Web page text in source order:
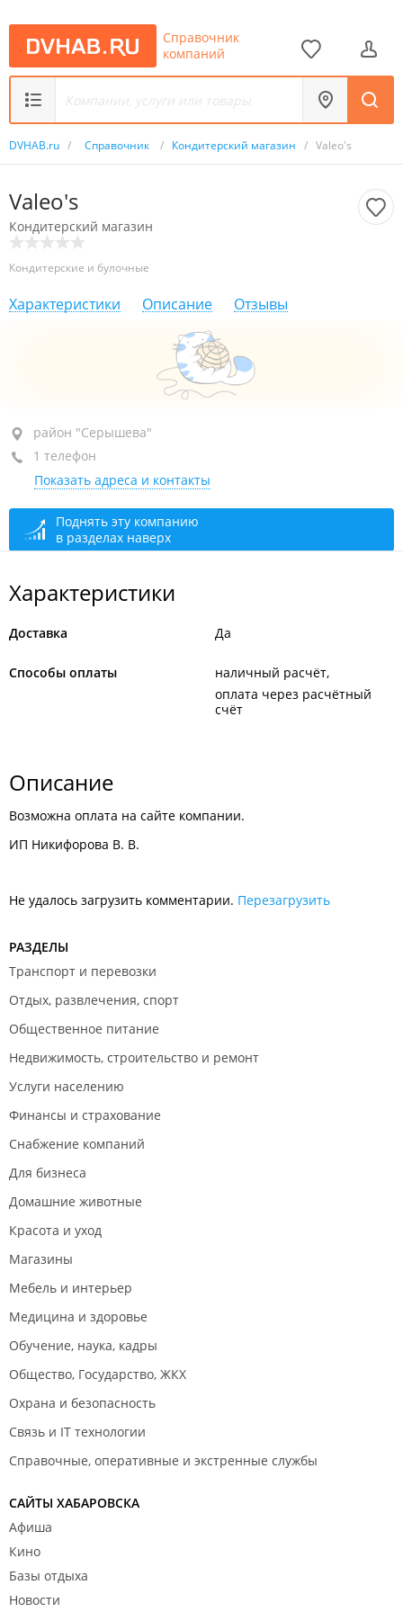
Справочник
компаний
DVHAB.ru / Справочник / Кондитерский магазин / Valeo's
Valeo's
Кондитерский магазин
Кондитерские и булочные
Характеристики Описание Отзывы
район "Серышева", ул. Запарина, 125
+7 914 194-04-00
открыто: 09:00–21:00
район "Серышева"
1 телефон
Показать адреса и контакты
Поднять эту компанию
в разделах наверх
Характеристики
Доставка Да
Способы оплаты
наличный расчёт
оплата через расчётный
счёт
Описание
Возможна оплата на сайте компании.
ИП Никифорова В. В.
Не удалось загрузить комментарии. Перезагрузить
РАЗДЕЛЫ
Транспорт и перевозки
Отдых, развлечения, спорт
Общественное питание
Недвижимость, строительство и ремонт
Услуги населению
Финансы и страхование
Снабжение компаний
Для бизнеса
Домашние животные
Красота и уход
Магазины
Мебель и интерьер
Медицина и здоровье
Обучение, наука, кадры
Общество, Государство, ЖКХ
Охрана и безопасность
Связь и IT технологии
Справочные, оперативные и экстренные службы
САЙТЫ ХАБАРОВСКА
Афиша
Кино
Базы отдыха
Новости